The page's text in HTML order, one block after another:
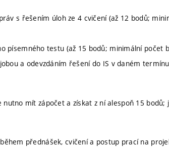
s řešením úloh ze 4 cvičení (až 12 bodů;
písemného testu (až 15 bodů; minimální počet
a odevzdáním řešení do IS v daném
nutno mít zápočet a získat z ní alespoň 15 bodů;
přednášek, cvičení a postup prací na